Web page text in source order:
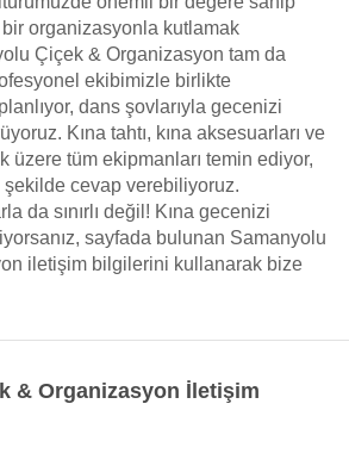
organizasyonla kutlamak
Çiçek & Organizasyon tam da
ekibimizle birlikte
dans şovlarıyla gecenizi
Kına tahtı, kına aksesuarları ve
üzere tüm ekipmanları temin ediyor,
şekilde cevap verebiliyoruz.
da sınırlı değil! Kına gecenizi
sayfada bulunan Samanyolu
iletişim bilgilerini kullanarak bize
& Organizasyon İletişim